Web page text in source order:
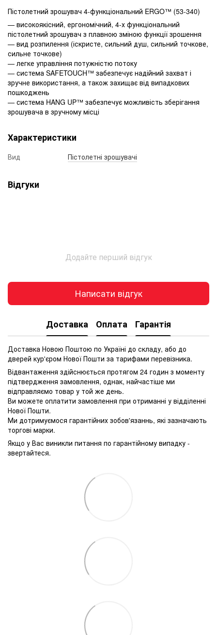
Пістолетний зрошувач 4-функціональний ERGO™ (53-340)
— високоякісний, ергономічний, 4-х функціональний
пістолетний зрошувач з плавною зміною функції зрошення
— вид розпилення (іскристе, сильний душ, сильний точкове,
сильне точкове)
— легке управління потужністю потоку
— система SAFETOUCH™ забезпечує надійний захват і
зручне використання, а також захищає від випадкових
пошкоджень
— система HANG UP™ забезпечує можливість зберігання
зрошувача в зручному місці
Характеристики
Вид Пістолетні зрошувачі
Відгуки
Додайте перший відгук
Написати відгук
Доставка Оплата Гарантія
Доставка Новою Поштою по Україні до складу, або до
дверей кур'єром Нової Пошти за тарифами перевізника.
Відвантаження здійснюється протягом 24 годин з моменту
підтвердження замовлення, однак, найчастіше ми
відправляємо товар у той же день.
Ви можете оплатити замовлення при отриманні у відділенні
Нової Пошти.
Ми дотримуємося гарантійних зобов'язаннь, які зазначають
торгові марки.
Якщо у Вас виникли питання по гарантійному випадку -
звертайтеся.